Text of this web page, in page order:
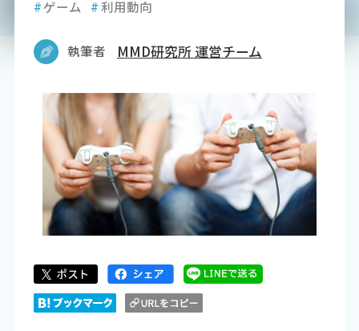
#ゲーム #利用動向
執筆者 MMD研究所 運営チーム